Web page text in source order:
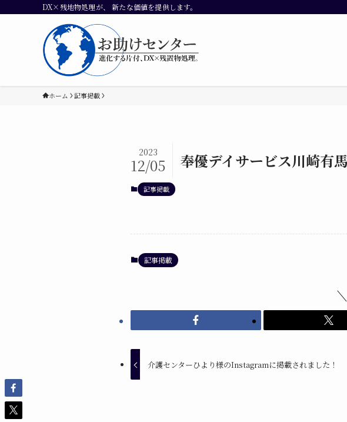
DX×残地物処理が、 新たな価値を提供します。
ホーム 記事掲載
奉優デイサービス川崎有
2023
12/05
記事掲載
記事掲載
介護センターひより様のInstagramに掲載されました！